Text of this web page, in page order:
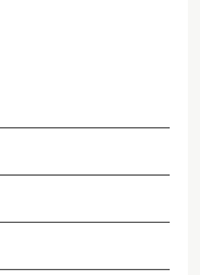
て、データ入
扱いに関する守
の同意なく第